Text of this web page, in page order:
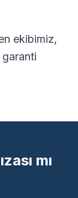
ekibimiz,
garanti
mı